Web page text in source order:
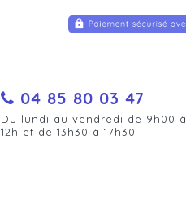
04 85 80 03 47
Du lundi au vendredi de 9h00 à
12h et de 13h30 à 17h30